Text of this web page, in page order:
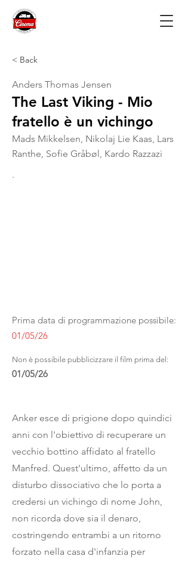
< Back
Anders Thomas Jensen
The Last Viking - Mio
fratello è un vichingo
Mads Mikkelsen, Nikolaj Lie Kaas, Lars
Ranthe, Sofie Gråbøl, Kardo Razzazi
.
Prima data di programmazione possibile:
01/05/26
Non è possibile pubblicizzare il film prima del:
01/05/26
Anker esce di prigione dopo quindici
anni con l'obiettivo di recuperare un
vecchio bottino affidato al fratello
Manfred. Quest'ultimo, affetto da un
disturbo dissociativo che lo porta a
credersi un vichingo di nome John,
non ricorda dove sia il denaro,
costringendo entrambi a un ritorno
forzato nella casa d'infanzia per